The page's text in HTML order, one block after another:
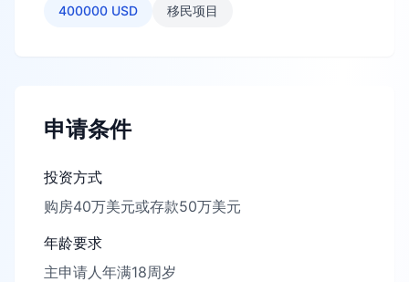
400000 USD 移民项目
申请条件
投资方式
购房40万美元或存款50万美元
年龄要求
主申请人年满18周岁